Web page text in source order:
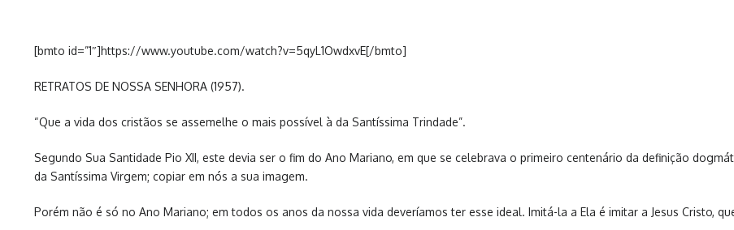
[bmto id=”1″]https://www.youtube.com/watch?v=5qyL1OwdxvE[/bmto]
RETRATOS DE NOSSA SENHORA (1957).
“Que a vida dos cristãos se assemelhe o mais possível à da Santíssima Trindade”.
Segundo Sua Santidade Pio XII, este devia ser o fim do Ano Mariano, em que se celebrava o primeiro centenário da definição
da Santíssima Virgem; copiar em nós a sua imagem.
Porém não é só no Ano Mariano; em todos os anos da nossa vida deveríamos ter esse ideal. Imitá-la a Ela é imitar a Jesus Cristo,